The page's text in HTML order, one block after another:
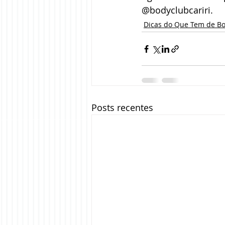
@bodyclubcariri.
Dicas do Que Tem de
Posts recentes